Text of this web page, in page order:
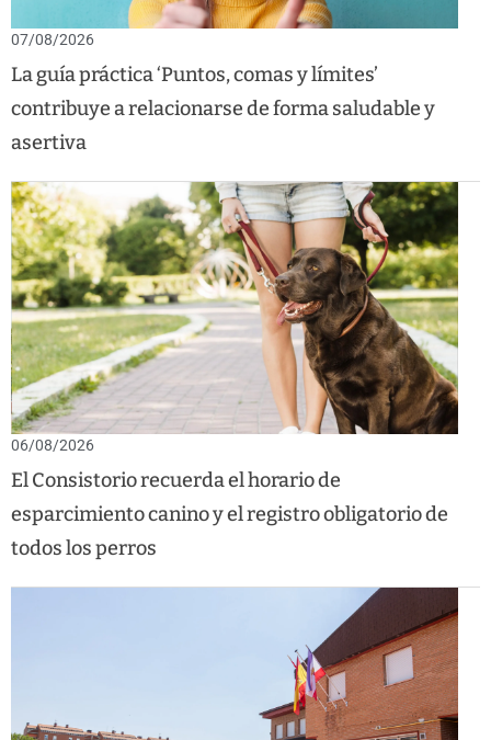
07/08/2026
La guía práctica ‘Puntos, comas y límites’
contribuye a relacionarse de forma saludable y
asertiva
06/08/2026
El Consistorio recuerda el horario de
esparcimiento canino y el registro obligatorio de
todos los perros